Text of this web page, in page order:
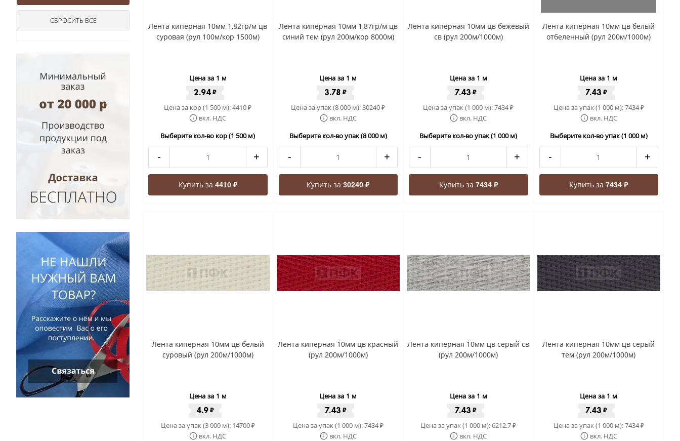
Лента киперная 10мм 1,82гр/м цв
суровая (рул 100м/кор 1500м)
Цена за 1 м
2.94₽
Цена за кор (1 500 м):4410₽
вкл. НДС
Выберите кол-во кор (1 500 м)
- +
Купить за 4410 ₽
Лента киперная 10мм 1,87гр/м цв
синий тем (рул 200м/кор 8000м)
Цена за 1 м
3.78 ₽
Цена за упак (8 000 м):30240₽
вкл. НДС
Выберите кол-во упак (8 000 м)
- +
Купить за30240 ₽
Лента киперная 10мм цв бежевый
св (рул 200м/1000м)
Цена за 1 м
7.43 ₽
Цена за упак (1 000 м):7434₽
вкл. НДС
Выберите кол-во упак (1 000 м)
- +
Купить за 7434 ₽
Лента киперная 10мм цв белый
отбеленный (рул 200м/1000м)
Цена за 1 м
7.43 ₽
Цена за упак (1 000 м):7434₽
вкл. НДС
Выберите кол-во упак (1 000 м)
- +
Купить за7434 ₽
Лента киперная 10мм цв белый
суровый (рул 200м/1000м)
Цена за 1 м
4.9₽
Цена за упак (3 000 м): 14700₽
вкл. НДС
Лента киперная 10мм цв красный
(рул 200м/1000м)
Цена за 1 м
7.43 ₽
Цена за упак (1 000 м):7434₽
вкл. НДС
Лента киперная 10мм цв серый св
(рул 200м/1000м)
Цена за 1 м
7.43 ₽
Цена за упак (1 000 м):6212.7₽
вкл. НДС
Лента киперная 10мм цв серый
тем (рул 200м/1000м)
Цена за 1 м
7.43 ₽
Цена за упак (1 000 м):7434₽
вкл. НДС